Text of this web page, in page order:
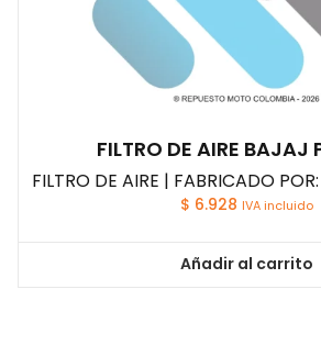
FILTRO DE AIRE BAJAJ
FILTRO DE AIRE | FABRICADO
$ 6.928 IVA incluido
Añadir al carrito